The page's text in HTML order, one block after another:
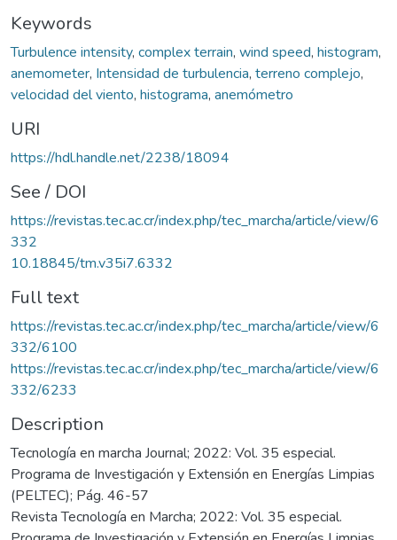
Keywords
Turbulence intensity, complex terrain, wind speed, histogram,
anemometer, Intensidad de turbulencia, terreno complejo,
velocidad del viento, histograma, anemómetro
URI
https://hdl.handle.net/2238/18094
See / DOI
https://revistas.tec.ac.cr/index.php/tec_marcha/article/view/6
332
10.18845/tm.v35i7.6332
Full text
https://revistas.tec.ac.cr/index.php/tec_marcha/article/view/6
332/6100
https://revistas.tec.ac.cr/index.php/tec_marcha/article/view/6
332/6233
Description
Tecnología en marcha Journal; 2022: Vol. 35 especial.
Programa de Investigación y Extensión en Energías Limpias
(PELTEC); Pág. 46-57
Revista Tecnología en Marcha; 2022: Vol. 35 especial.